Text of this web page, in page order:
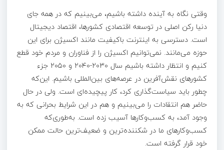
وقتی نگاه به آینده داشته باشیم، می‌بینیم که در همه جای
دنیا رکن اصلی در توسعه اقتصادی کشورها، اقتصاد دیجیتال
است. دسترسی به اینترنت باکیفیت مانند اکسیژن برای این
حوزه می‌مانند. نمی‌توانیم اکسیژن را از فناوران و مردم خود قطع
کنیم و انتظار داشته باشیم سال ۲۰۳۰-۲۰۴۰ و ۲۰۵۰ جزء
کشورهای نقش‌آفرین در عرصه‌های بین‌المللی باشیم. این‌که
چطور باید سیاست‌گذاری کرد، کار پیچیده‌ای است. ولی در حال
حاضر هم انتقادات را می‌بینیم و هم در این شرایط بحرانی که به
وجود آمد، به کسب‌وکارها آسیب زده است. به‌طوری‌که
کسب‌وکارهای ما در شکننده‌ترین و ضعیف‌ترین حالت ممکن
خود قرار گرفته است.